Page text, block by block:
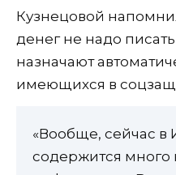
Кузнецовой
денег не надо
назначают
имеющихся в
«Вообще, сейчас в
содержится много